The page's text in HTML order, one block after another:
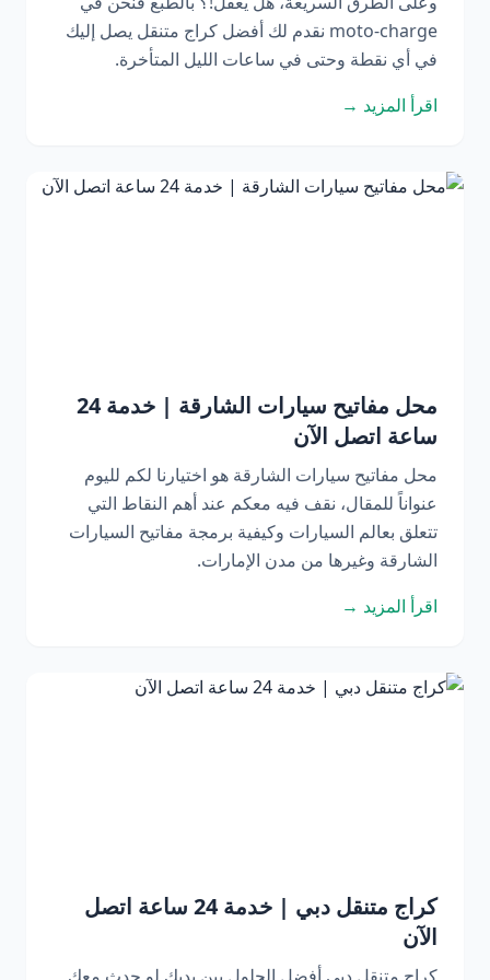
moto-charge نقدم لك أفضل كراج متنقل يصل إليك
في أي نقطة وحتى في ساعات الليل المتأخرة.
اقرأ المزيد →
محل مفاتيح سيارات الشارقة | خدمة 24
ساعة اتصل الآن
محل مفاتيح سيارات الشارقة هو اختيارنا لكم لليوم
عنواناً للمقال، نقف فيه معكم عند أهم النقاط التي
تتعلق بعالم السيارات وكيفية برمجة مفاتيح السيارات
الشارقة وغيرها من مدن الإمارات.
اقرأ المزيد →
كراج متنقل دبي | خدمة 24 ساعة اتصل
الآن